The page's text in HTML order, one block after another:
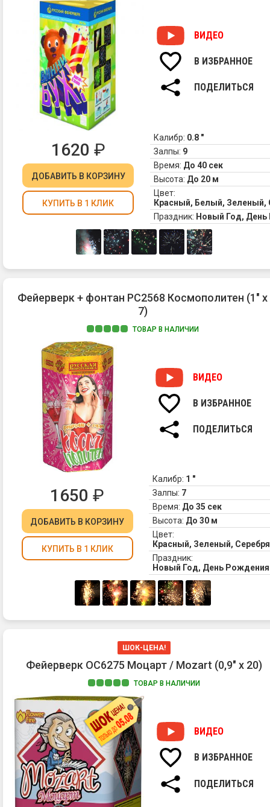
ВИДЕО
В ИЗБРАННОЕ
ПОДЕЛИТЬСЯ
1620 ₽
ДОБАВИТЬ В КОРЗИНУ
КУПИТЬ В 1 КЛИК
Калибр: 0.8 "
Залпы: 9
Время: До 40 сек
Высота: До 20 м
Цвет:
Красный, Белый, Зеленый,
Праздник: Новый Год,
Фейерверк + фонтан РС2568 Космополитен (1" х
7)
ТОВАР В НАЛИЧИИ
ВИДЕО
В ИЗБРАННОЕ
ПОДЕЛИТЬСЯ
1650 ₽
ДОБАВИТЬ В КОРЗИНУ
КУПИТЬ В 1 КЛИК
Калибр: 1 "
Залпы: 7
Время: До 35 сек
Высота: До 30 м
Цвет:
Красный, Зеленый,
Праздник:
Новый Год, День
ШОК-ЦЕНА!
Фейерверк ОС6275 Моцарт / Mozart (0,9" х 20)
ТОВАР В НАЛИЧИИ
ВИДЕО
В ИЗБРАННОЕ
ПОДЕЛИТЬСЯ